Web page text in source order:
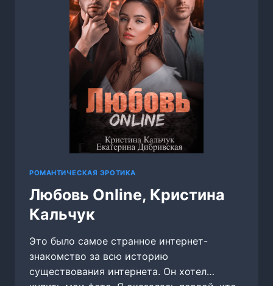
РОМАНТИЧЕСКАЯ ЭРОТИКА
Любовь Online, Кристина
Кальчук
Это было самое странное интернет-
знакомство за всю историю
существования интернета. Он хотел…